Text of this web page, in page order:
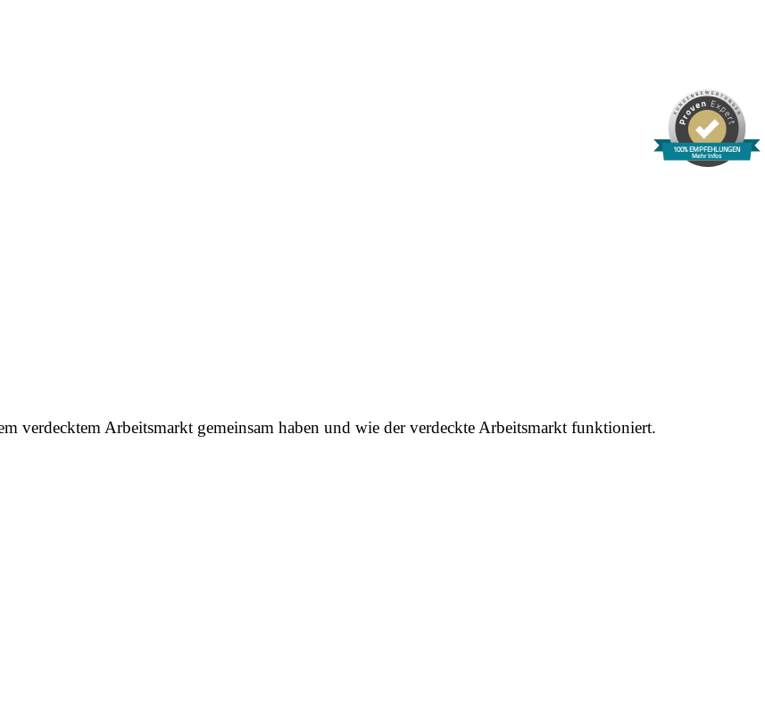
100% EMPFEHLUNGEN
Mehr Infos
verdecktem Arbeitsmarkt gemeinsam haben und wie der verdeckte Arbeitsmarkt funktioniert.